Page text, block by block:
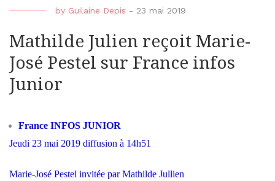
by Guilaine Depis - 23 mai 2019
Mathilde Julien reçoit Marie-
José Pestel sur France infos
Junior
France INFOS JUNIOR
Jeudi 23 mai 2019 diffusion à 14h51
Marie-José Pestel invitée par Mathilde Jullien